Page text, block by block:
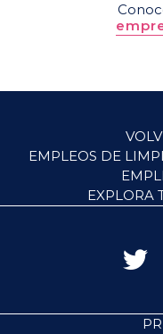
EMPLEOS DE
EXPLORA